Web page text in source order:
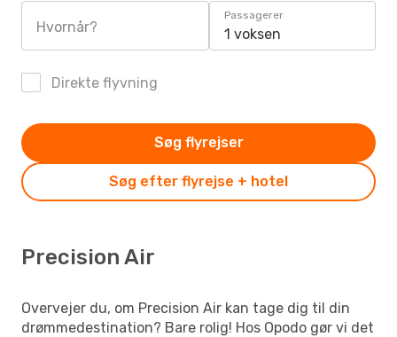
Hvornår?
Passagerer
1 voksen
Direkte flyvning
Søg efter flyrejse + hotel
Søg flyrejser
Precision Air
Overvejer du, om Precision Air kan tage dig til din
drømmedestination? Bare rolig! Hos Opodo gør vi det